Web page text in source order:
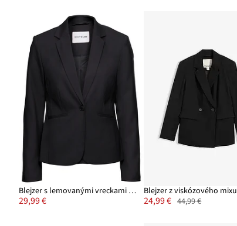
Blejzer s lemovanými vreckami Petite
29,99 €
Blejzer z viskózového mixu
24,99 € 44,99 €